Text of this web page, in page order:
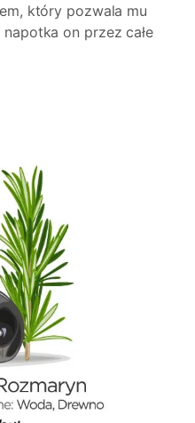
który pozwala mu
on przez całe